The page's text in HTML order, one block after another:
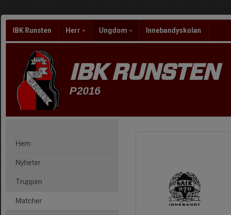
IBK Runsten Herr Ungdom Innebandyskolan
IBK RUNSTEN
P2016
Hem
Nyheter
Truppen
Matcher